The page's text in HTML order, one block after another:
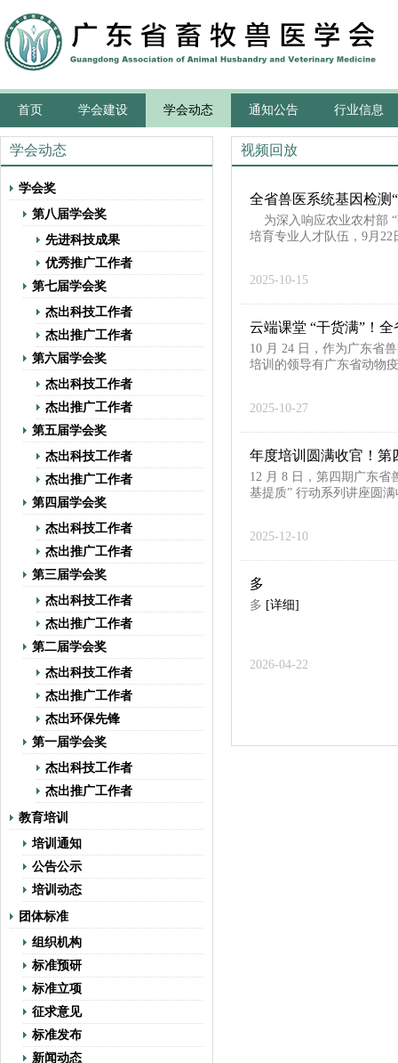
首页 学会建设 学会动态 通知公告 行业信息
学会动态
学会奖
第八届学会奖
先进科技成果
优秀推广工作者
第七届学会奖
杰出科技工作者
杰出推广工作者
第六届学会奖
杰出科技工作者
杰出推广工作者
第五届学会奖
杰出科技工作者
杰出推广工作者
第四届学会奖
杰出科技工作者
杰出推广工作者
第三届学会奖
杰出科技工作者
杰出推广工作者
第二届学会奖
杰出科技工作者
杰出推广工作者
杰出环保先锋
第一届学会奖
杰出科技工作者
杰出推广工作者
教育培训
培训通知
公告公示
培训动态
团体标准
组织机构
标准预研
标准立项
征求意见
标准发布
新闻动态
视频回放
全省兽医系统基因检测
为深入响应农业农村部 “
培育专业人才队伍，9月
2025-10-15
云端课堂 “干货满”！
10 月 24 日，作为广东省
培训的领导有广东省动物
2025-10-27
年度培训圆满收官！第
12 月 8 日，第四期广东省
基提质” 行动系列讲座圆
2025-12-10
多
多 [详细]
2026-04-22